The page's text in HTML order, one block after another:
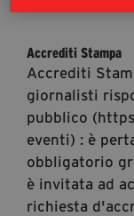
Accrediti Stampa
Accrediti
giornalisti
pubblico
eventi) : è
obbligatorio
è invitata ad
richiesta